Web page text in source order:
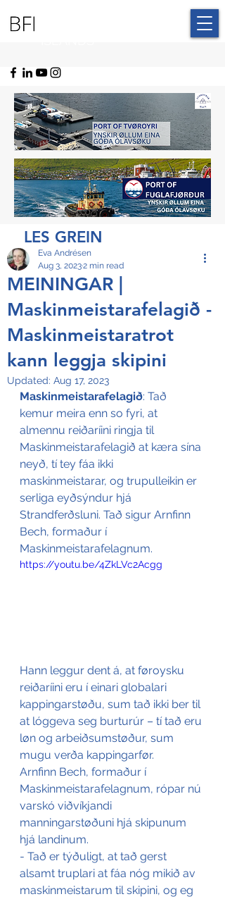
LES GREIN
MEININGAR |
Maskinmeistarafelagið -
Maskinmeistaratrot
kann leggja skipini
Eva Andrésen
Aug 3, 20232 min read
Updated: Aug 17, 2023
Maskinmeistarafelagið: Tað
kemur meira enn so fyri, at
almennu reiðaríini ringja til
Maskinmeistarafelagið at kæra sína
neyð, tí tey fáa ikki
maskinmeistarar, og trupulleikin er
serliga eyðsýndur hjá
Strandferðsluni. Tað sigur Arnfinn
Bech, formaður í
Maskinmeistarafelagnum.
https://youtu.be/4ZkLVc2Acgg
Hann leggur dent á, at føroysku
reiðaríini eru í einari globalari
kappingarstøðu, sum tað ikki ber til
at lóggeva seg burturúr – tí tað eru
løn og arbeiðsumstøður, sum
mugu verða kappingarfør.
Arnfinn Bech, formaður í
Maskinmeistarafelagnum, rópar nú
varskó viðvíkjandi
manningarstøðuni hjá skipunum
hjá landinum.
- Tað er týðuligt, at tað gerst
alsamt truplari at fáa nóg mikið av
maskinmeistarum til skipini, og eg